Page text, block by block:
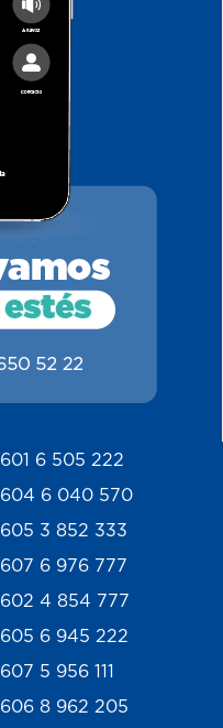
601 6 505 222
604 6 040 570
605 3 852 333
607 6 976 777
602 4 854 777
605 6 945 222
607 5 956 111
606 8 962 205